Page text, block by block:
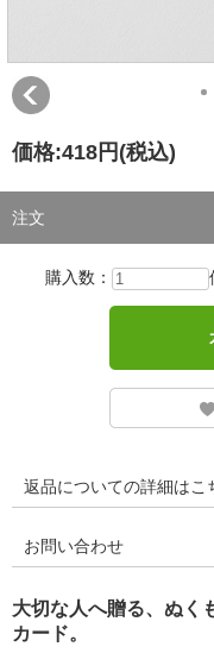
価格:418円 (税込)
注文
購入数：
返品についての詳細はこ
お問い合わせ
大切な人へ贈る、ぬく
カード。